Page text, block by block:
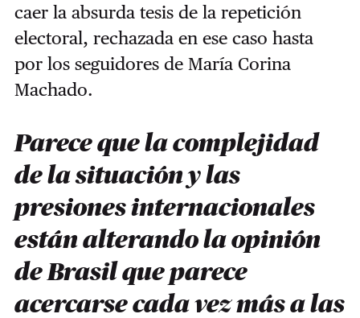
caer la absurda tesis de la repetición
electoral, rechazada en ese caso hasta
por los seguidores de María Corina
Machado.
Parece que la complejidad
de la situación y las
presiones internacionales
están alterando la opinión
de Brasil que parece
acercarse cada vez más a las